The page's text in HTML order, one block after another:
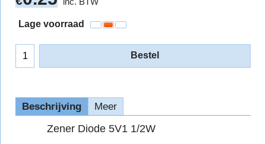
Lage voorraad
Bestel
Beschrijving Meer
Zener Diode 5V1 1/2W